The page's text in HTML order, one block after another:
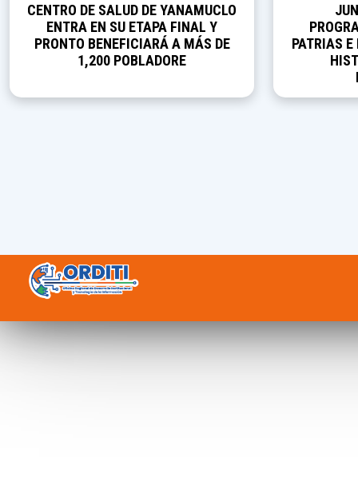
CENTRO DE SALUD DE YANAMUCLO
ENTRA EN SU ETAPA FINAL Y
PRONTO BENEFICIARÁ A MÁS DE
1,200 POBLADORE
PATRIAS